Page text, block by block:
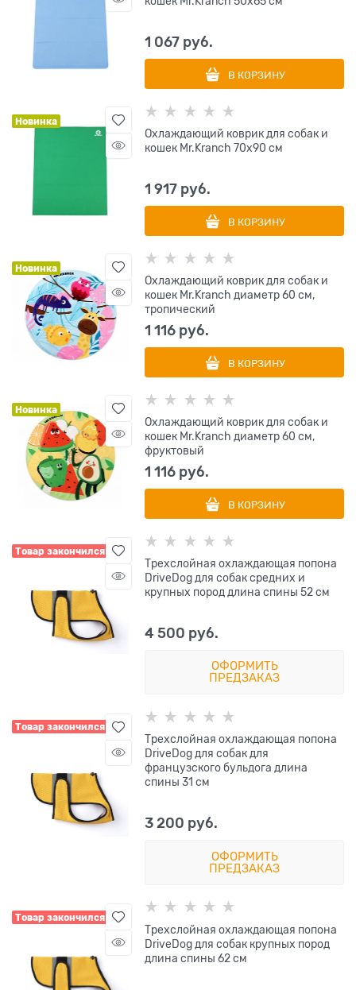
1 067 руб.
В КОРЗИНУ
Новинка
Охлаждающий коврик для собак и
кошек Mr.Kranch 70х90 см
1 917 руб.
В КОРЗИНУ
Новинка
Охлаждающий коврик для собак и
кошек Mr.Kranch диаметр 60 см,
тропический
1 116 руб.
В КОРЗИНУ
Новинка
Охлаждающий коврик для собак и
кошек Mr.Kranch диаметр 60 см,
фруктовый
1 116 руб.
В КОРЗИНУ
Товар закончился
Трехслойная охлаждающая попона
DriveDog для собак средних и
крупных пород длина спины 52 см
4 500 руб.
ОФОРМИТЬ
ПРЕДЗАКАЗ
Товар закончился
Трехслойная охлаждающая попона
DriveDog для собак для
французского бульдога длина
спины 31 см
3 200 руб.
ОФОРМИТЬ
ПРЕДЗАКАЗ
Товар закончился
Трехслойная охлаждающая попона
DriveDog для собак крупных пород
длина спины 62 см